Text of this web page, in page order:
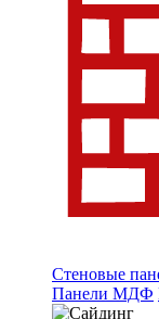
Стеновые
Панели МДФ